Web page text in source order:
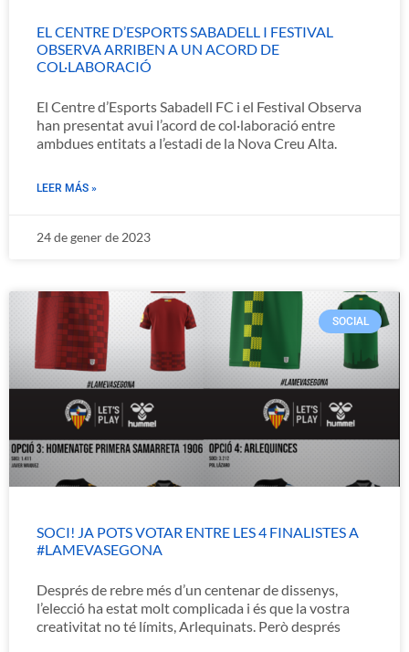
EL CENTRE D’ESPORTS SABADELL I FESTIVAL
OBSERVA ARRIBEN A UN ACORD DE
COL·LABORACIÓ
El Centre d’Esports Sabadell FC i el Festival Observa
han presentat avui l’acord de col·laboració entre
ambdues entitats a l’estadi de la Nova Creu Alta.
LEER MÁS »
24 de gener de 2023
SOCIAL
SOCI! JA POTS VOTAR ENTRE LES 4 FINALISTES A
#LAMEVASEGONA
Després de rebre més d’un centenar de dissenys,
l’elecció ha estat molt complicada i és que la vostra
creativitat no té límits, Arlequinats. Però després